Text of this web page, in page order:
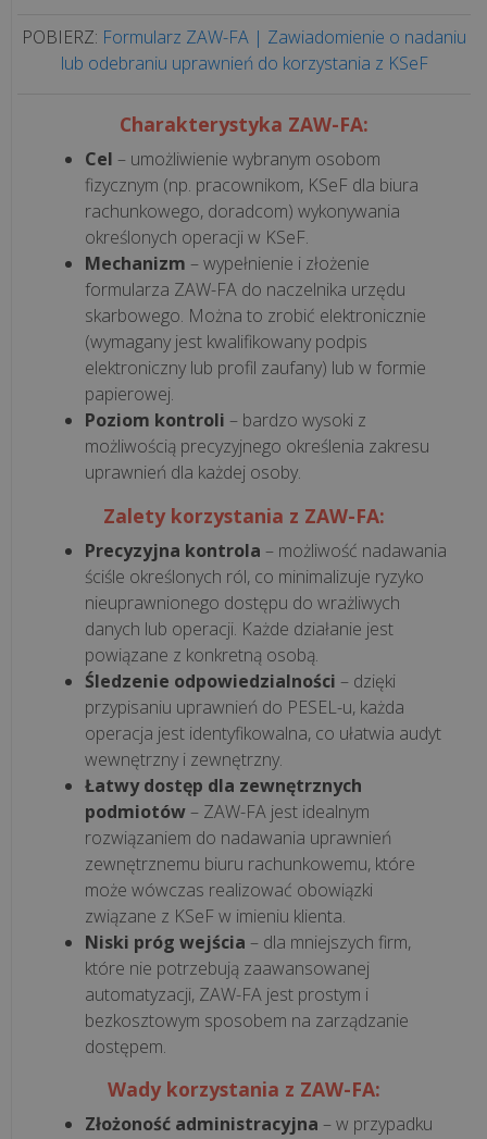
Jak
„Sztuka
przygotować
skutecznego
wdroż...
wiedzieć
integracji
POBIERZ: Formularz ZAW-FA | Zawiadomienie o nadaniu
lub odebraniu uprawnień do korzystania z KSeF
Charakterystyka ZAW-FA:
Cel – umożliwienie wybranym osobom
fizycznym (np. pracownikom, KSeF dla biura
rachunkowego, doradcom) wykonywania
określonych operacji w KSeF.
Mechanizm – wypełnienie i złożenie
formularza ZAW-FA do naczelnika urzędu
skarbowego. Można to zrobić elektronicznie
(wymagany jest kwalifikowany podpis
elektroniczny lub profil zaufany) lub w formie
papierowej.
Poziom kontroli – bardzo wysoki z
możliwością precyzyjnego określenia zakresu
uprawnień dla każdej osoby.
Zalety korzystania z ZAW-FA:
Precyzyjna kontrola – możliwość nadawania
ściśle określonych ról, co minimalizuje ryzyko
nieuprawnionego dostępu do wrażliwych
danych lub operacji. Każde działanie jest
powiązane z konkretną osobą.
Śledzenie odpowiedzialności – dzięki
przypisaniu uprawnień do PESEL-u, każda
operacja jest identyfikowalna, co ułatwia audyt
wewnętrzny i zewnętrzny.
Łatwy dostęp dla zewnętrznych
podmiotów– ZAW-FA jest idealnym
rozwiązaniem do nadawania uprawnień
zewnętrznemu biuru rachunkowemu, które
może wówczas realizować obowiązki
związane z KSeF w imieniu klienta.
Niski próg wejścia – dla mniejszych firm,
które nie potrzebują zaawansowanej
automatyzacji, ZAW-FA jest prostym i
bezkosztowym sposobem na zarządzanie
dostępem.
Wady korzystania z ZAW-FA:
Złożoność administracyjna – w przypadku